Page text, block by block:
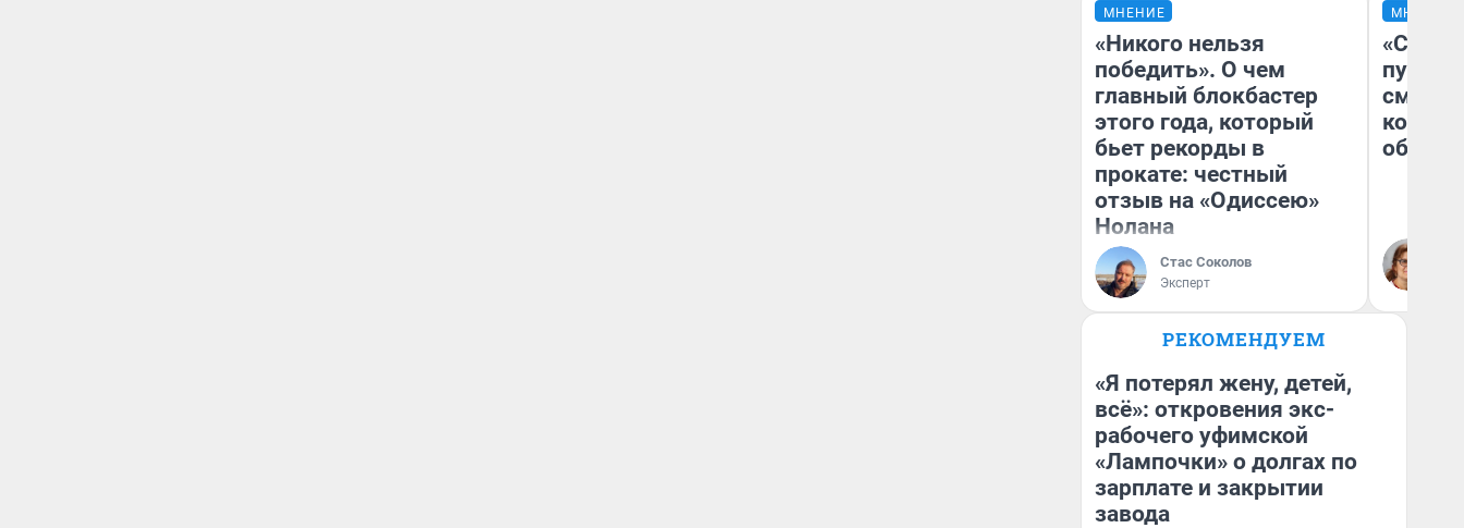
МНЕНИЕ
«Никого нельзя
победить». О чем
главный блокбастер
этого года, который
бьет рекорды в
прокате: честный
отзыв на «Одиссею»
Нолана
Стас Соколов
Эксперт
МНЕНИЕ
РЕКОМЕНДУЕМ
«Я потерял жену, детей,
всё»: откровения экс-
рабочего уфимской
«Лампочки» о долгах по
зарплате и закрытии
завода